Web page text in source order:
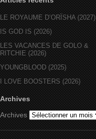
LE ROYAUME D’ORÏSHA (2027)
IS GOD IS (2026)
LES VACANCES DE GOLO &
RITCHIE (2026)
YOUNGBLOOD (2025)
I LOVE BOOSTERS (2026)
Archives
Archives